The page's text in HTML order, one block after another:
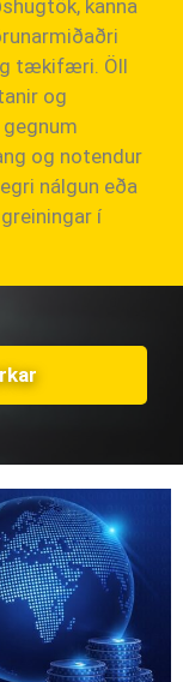
kanna
tækifæri. Öll
og
og notendur
nálgun eða
í